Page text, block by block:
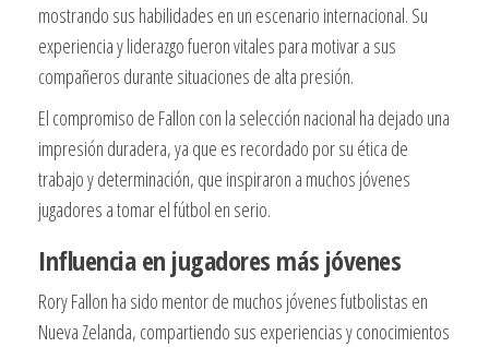
mostrando sus habilidades en un escenario internacional. Su
experiencia y liderazgo fueron vitales para motivar a sus
compañeros durante situaciones de alta presión.
El compromiso de Fallon con la selección nacional ha dejado una
impresión duradera, ya que es recordado por su ética de
trabajo y determinación, que inspiraron a muchos jóvenes
jugadores a tomar el fútbol en serio.
Influencia en jugadores más jóvenes
Rory Fallon ha sido mentor de muchos jóvenes futbolistas en
Nueva Zelanda, compartiendo sus experiencias y conocimientos